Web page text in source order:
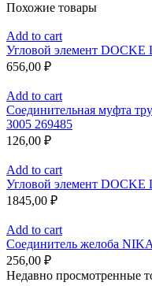
Похожие товары
Add to cart
Угловой элемент
656,00 ₽
Add to cart
Соединительная муфта
3005 269485
126,00 ₽
Add to cart
Угловой элемент
1845,00 ₽
Add to cart
Соединитель желоба
256,00 ₽
Недавно просмотренные